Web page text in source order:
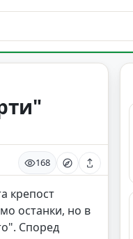
168
крепост
останки, но в
Според